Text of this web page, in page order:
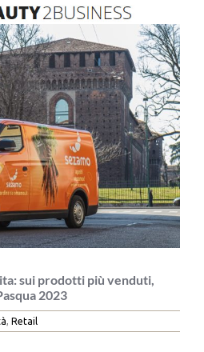
sui prodotti più venduti,
2023
, Retail